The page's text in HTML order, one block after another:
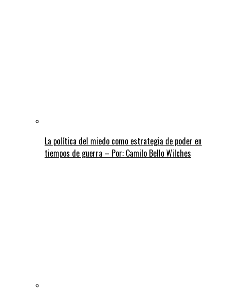
La política del miedo como estrategia de poder en
tiempos de guerra – Por: Camilo Bello Wilches